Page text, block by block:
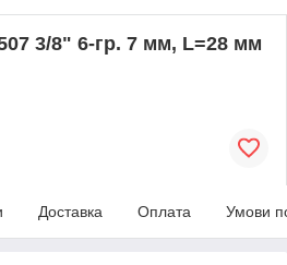
3/8" 6-гр. 7 мм, L=28 мм
Доставка Оплата Умови